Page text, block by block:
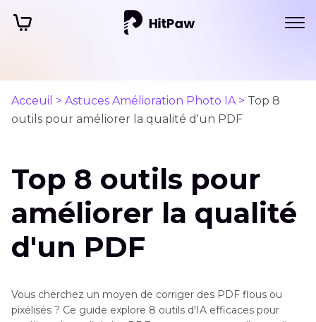
Acceuil > Astuces Amélioration Photo IA > Top 8
outils pour améliorer la qualité d'un PDF
Top 8 outils pour
améliorer la qualité
d'un PDF
Vous cherchez un moyen de corriger des PDF flous ou
pixélisés ? Ce guide explore 8 outils d'IA efficaces pour